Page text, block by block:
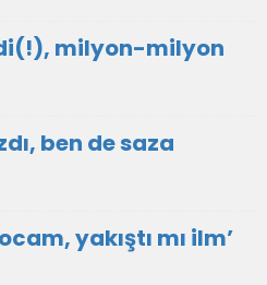
milyon-milyon
ben de saza
yakıştı mı ilm’